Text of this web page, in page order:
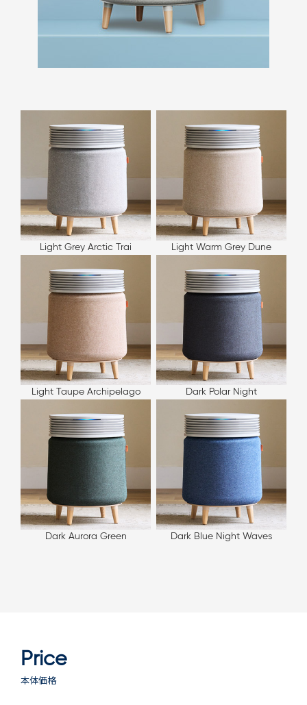
Light Grey Arctic Trai Light Warm Grey Dune
Light Taupe Archipelago Dark Polar Night
Dark Aurora Green Dark Blue Night Waves
Price
本体価格